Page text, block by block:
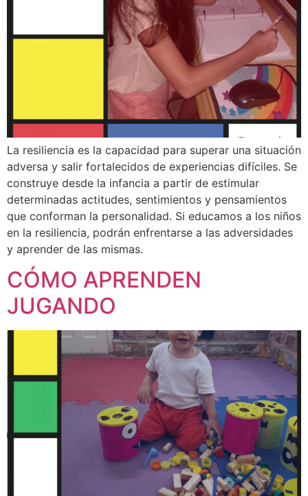
La resiliencia es la capacidad para superar una situación
adversa y salir fortalecidos de experiencias difíciles. Se
construye desde la infancia a partir de estimular
determinadas actitudes, sentimientos y pensamientos
que conforman la personalidad. Si educamos a los niños
en la resiliencia, podrán enfrentarse a las adversidades
y aprender de las mismas.
CÓMO APRENDEN
JUGANDO